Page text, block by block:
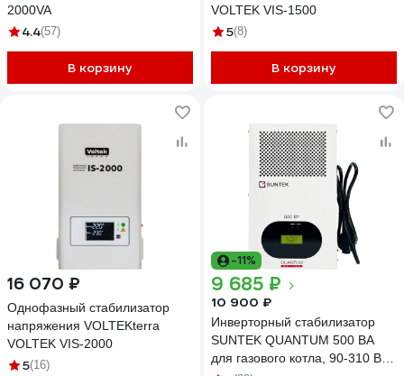
2000VA
4.4(57)
В корзину
VOLTEK VIS-1500
5(8)
В корзину
16 070 ₽
Однофазный стабилизатор
напряжения VOLTEKterra
VOLTEK VIS-2000
5(16)
-11%
9 685 ₽
10 900 ₽
Инверторный стабилизатор
SUNTEK QUANTUM 500 ВА
для газового котла, 90-310 В